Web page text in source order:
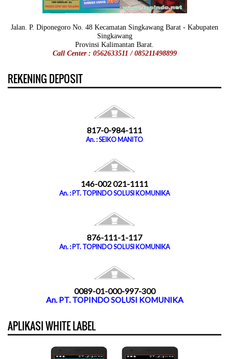
Jalan. P. Diponegoro No. 48 Kecamatan Singkawang Barat - Kabupaten
Singkawang
Provinsi Kalimantan Barat.
Call Center : 0562633511 / 085211498899
REKENING DEPOSIT
817-0-984-111
An. : SEIKO MANITO
146-002 021-1111
An. : PT. TOPINDO SOLUSI KOMUNIKA
876-111-1-117
An. : PT. TOPINDO SOLUSI KOMUNIKA
0089-01-000-997-300
An. PT. TOPINDO SOLUSI KOMUNIKA
APLIKASI WHITE LABEL